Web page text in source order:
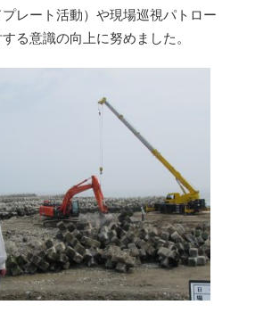
レート活動）や現場巡視パトロー
る意識の向上に努めました。